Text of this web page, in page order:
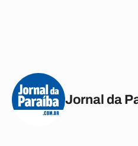
Jornal da